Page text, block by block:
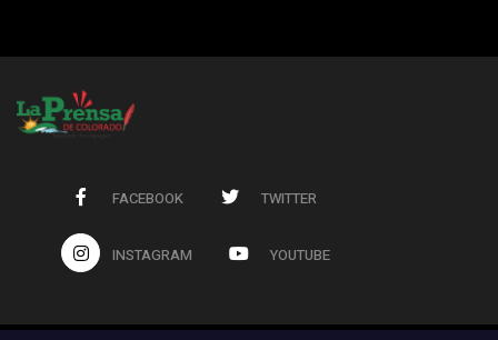
FACEBOOK TWITTER
INSTAGRAM YOUTUBE